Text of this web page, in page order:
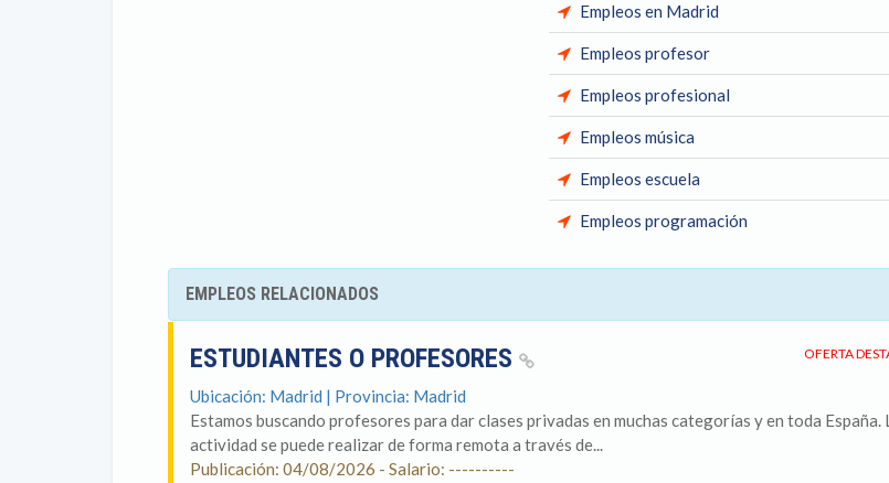
Empleos en Madrid
Empleos profesor
Empleos profesional
Empleos música
Empleos escuela
Empleos programación
EMPLEOS RELACIONADOS
OFERTA
ESTUDIANTES O PROFESORES
Ubicación: Madrid | Provincia: Madrid
Estamos buscando profesores para dar clases privadas en muchas categorías y en toda España.
actividad se puede realizar de forma remota a través de...
Publicación: 04/08/2026 - Salario: ----------